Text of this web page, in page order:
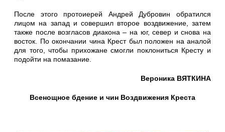
После этого протоиерей Андрей Дубровин обратился
лицом на запад и совершил второе воздвижение, затем
также после возгласов диакона – на юг, север и снова на
восток. По окончании чина Крест был положен на аналой
для того, чтобы прихожане смогли поклониться Кресту и
подойти на помазание.
Вероника ВЯТКИНА
Всенощное бдение и чин Воздвижения Креста